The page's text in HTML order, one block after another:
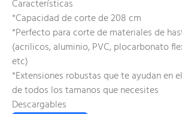
Características
*Capacidad de corte de 208 cm
*Perfecto para corte de materiales de
(acrilicos, aluminio, PVC, plocarbonato
etc)
*Extensiones robustas que te ayudan en
de todos los tamanos que necesites
Descargables